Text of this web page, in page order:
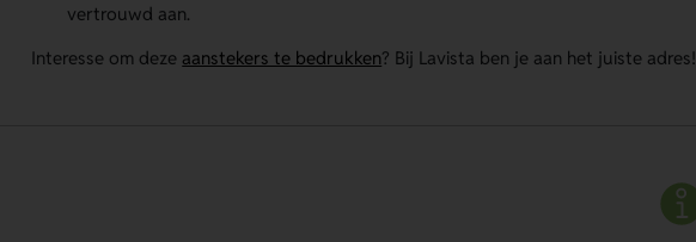
vertrouwd aan.
Interesse om deze aanstekers te bedrukken? Bij Lavista ben je aan het juiste adres!